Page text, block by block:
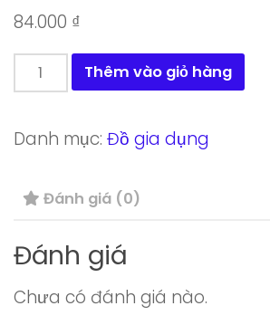
84.000 ₫
Shisha
điện
(Tặng
tinh
số
Thêm vào giỏ hàng
Danh mục: Đồ gia dụng
Đánh giá (0)
Đánh giá
Chưa có đánh giá nào.